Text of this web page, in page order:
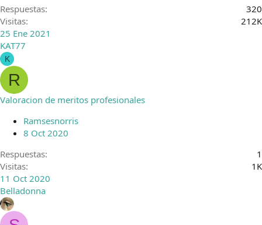
Respuestas
320
Visitas
212K
25 Ene 2021
KAT77
K
R
Valoracion de meritos profesionales
Ramsesnorris
8 Oct 2020
Respuestas
1
Visitas
1K
11 Oct 2020
Belladonna